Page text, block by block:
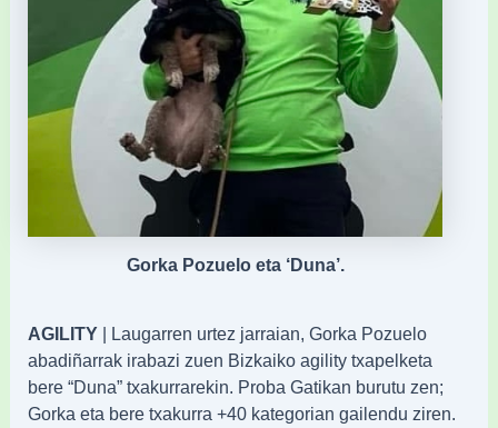
Gorka Pozuelo eta ‘Duna’.
AGILITY | Laugarren urtez jarraian, Gorka Pozuelo
abadiñarrak irabazi zuen Bizkaiko agility txapelketa
bere “Duna” txakurrarekin. Proba Gatikan burutu zen;
Gorka eta bere txakurra +40 kategorian gailendu ziren.